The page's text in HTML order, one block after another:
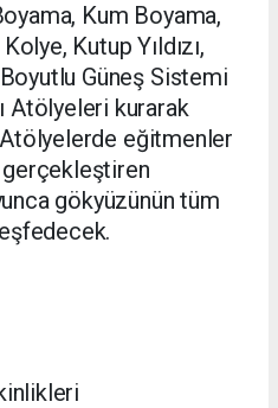
Kum Boyama,
Kutup Yıldızı,
Güneş Sistemi
Atölyeleri kurarak
eğitmenler
gökyüzünün tüm